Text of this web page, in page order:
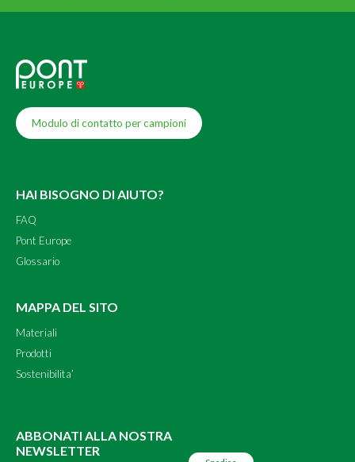
Modulo di contatto per campioni
HAI BISOGNO DI AIUTO?
FAQ
Pont Europe
Glossario
MAPPA DEL SITO
Materiali
Prodotti
Sostenibilita’
ABBONATI ALLA NOSTRA
NEWSLETTER